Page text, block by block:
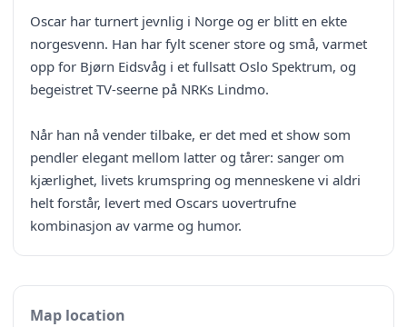
Oscar har turnert jevnlig i Norge og er blitt en ekte
norgesvenn. Han har fylt scener store og små, varmet
opp for Bjørn Eidsvåg i et fullsatt Oslo Spektrum, og
begeistret TV-seerne på NRKs Lindmo.
Når han nå vender tilbake, er det med et show som
pendler elegant mellom latter og tårer: sanger om
kjærlighet, livets krumspring og menneskene vi aldri
helt forstår, levert med Oscars uovertrufne
kombinasjon av varme og humor.
Map location